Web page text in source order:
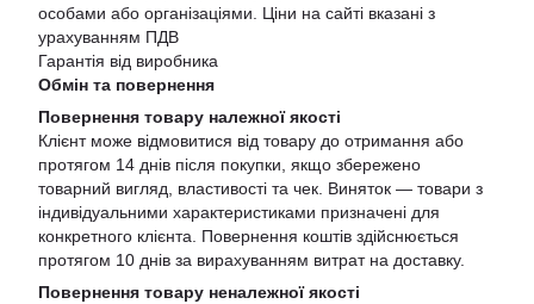
особами або організаціями. Ціни на сайті вказані з
урахуванням ПДВ
Гарантія від виробника
Обмін та повернення
Повернення товару належної якості
Клієнт може відмовитися від товару до отримання або
протягом 14 днів після покупки, якщо збережено
товарний вигляд, властивості та чек. Виняток — товари з
індивідуальними характеристиками призначені для
конкретного клієнта. Повернення коштів здійснюється
протягом 10 днів за вирахуванням витрат на доставку.
Повернення товару неналежної якості